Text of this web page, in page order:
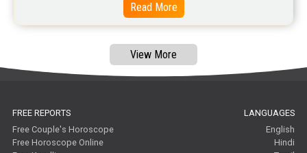
Read More
View More
FREE REPORTS
Free Couple's Horoscope
Free Horoscope Online
LANGUAGES
English
Hindi